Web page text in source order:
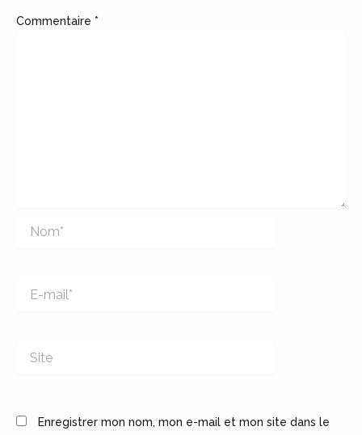
Commentaire *
mail*
Enregistrer mon nom, mon e-mail et mon site dans le